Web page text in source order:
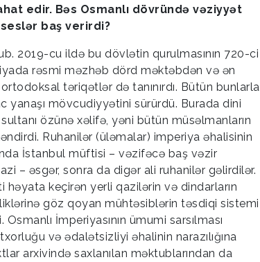
edir. Bəs Osmanlı dövründə vəziyyət
baş verirdi?
2019-cu ildə bu dövlətin qurulmasının 720-ci
rəsmi məzhəb dörd məktəbdən və ən
təriqətlər də tanınırdı. Bütün bunlarla
yanaşı mövcudiyyətini sürürdü. Burada dini
özünə xəlifə, yəni bütün müsəlmanların
Ruhanilər (üləmalar) imperiya əhalisinin
İstanbul müftisi – vəzifəcə baş vəzir
– əsgər, sonra da digər ali ruhanilər gəlirdilər.
həyata keçirən yerli qazilərin və dindarların
göz qoyan mühtəsiblərin təsdiqi sistemi
İmperiyasının ümumi sarsılması
və ədalətsizliyi əhalinin narazılığına
arxivində saxlanılan məktublarından da